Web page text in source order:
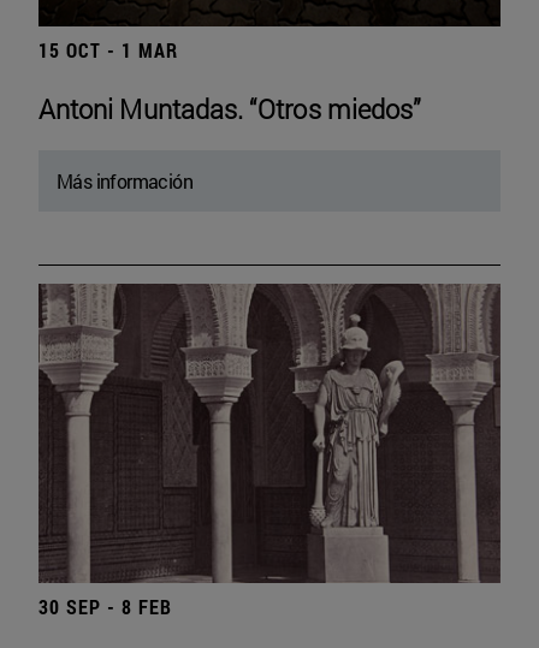
15 OCT - 1 MAR
Antoni Muntadas. “Otros miedos”
Más información
30 SEP - 8 FEB